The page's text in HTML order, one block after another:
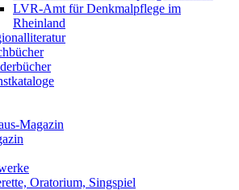
LVR-Amt für Denkmalpflege im
Rheinland
Magazin
Oratorium, Singspiel